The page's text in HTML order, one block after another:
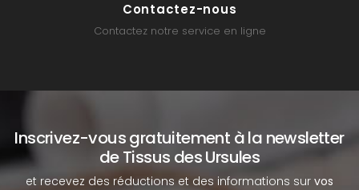
Contactez-nous
Contactez notre service en ligne
Inscrivez-vous gratuitement à la newsletter
de Tissus des Ursules
et recevez des réductions et des informations sur vos